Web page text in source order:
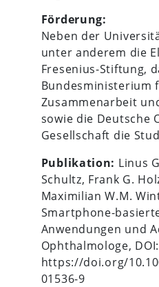
Förderung:
Neben der
unter anderem die
Fresenius-Stiftung,
Bundesministerium
Zusammenarbeit
sowie die Deutsche
Gesellschaft die
Publikation: Linus
Schultz, Frank G.
Maximilian W.M.
Smartphone-
Anwendungen und
Ophthalmologe, DOI:
https://doi.org/
01536-9